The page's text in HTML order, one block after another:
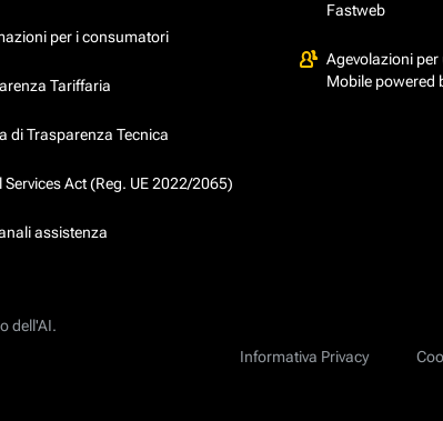
per i consumatori
Tariffaria
di Trasparenza Tecnica
Services Act (Reg. UE 2022/2065)
assistenza
Fastweb
Agevolazioni per
Mobile powered
dell'AI.
Informativa Privacy